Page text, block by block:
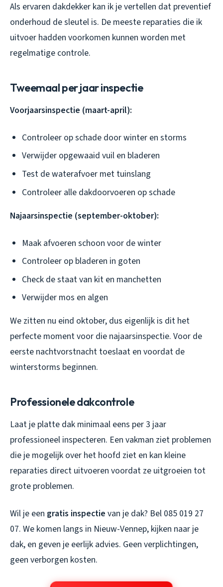
Als ervaren dakdekker kan ik je vertellen dat preventief
onderhoud de sleutel is. De meeste reparaties die ik
uitvoer hadden voorkomen kunnen worden met
regelmatige controle.
Tweemaal per jaar inspectie
Voorjaarsinspectie (maart-april):
Controleer op schade door winter en storms
Verwijder opgewaaid vuil en bladeren
Test de waterafvoer met tuinslang
Controleer alle dakdoorvoeren op schade
Najaarsinspectie (september-oktober):
Maak afvoeren schoon voor de winter
Controleer op bladeren in goten
Check de staat van kit en manchetten
Verwijder mos en algen
We zitten nu eind oktober, dus eigenlijk is dit het
perfecte moment voor die najaarsinspectie. Voor de
eerste nachtvorstnacht toeslaat en voordat de
winterstorms beginnen.
Professionele dakcontrole
Laat je platte dak minimaal eens per 3 jaar
professioneel inspecteren. Een vakman ziet problemen
die je mogelijk over het hoofd ziet en kan kleine
reparaties direct uitvoeren voordat ze uitgroeien tot
grote problemen.
Wil je een gratis inspectie van je dak? Bel 085 019 27
07. We komen langs in Nieuw-Vennep, kijken naar je
dak, en geven je eerlijk advies. Geen verplichtingen,
geen verborgen kosten.